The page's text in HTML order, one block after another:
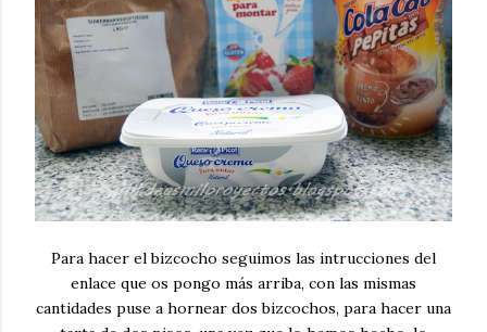
Para hacer el bizcocho seguimos las intrucciones del
enlace que os pongo más arriba, con las mismas
cantidades puse a hornear dos bizcochos, para hacer una